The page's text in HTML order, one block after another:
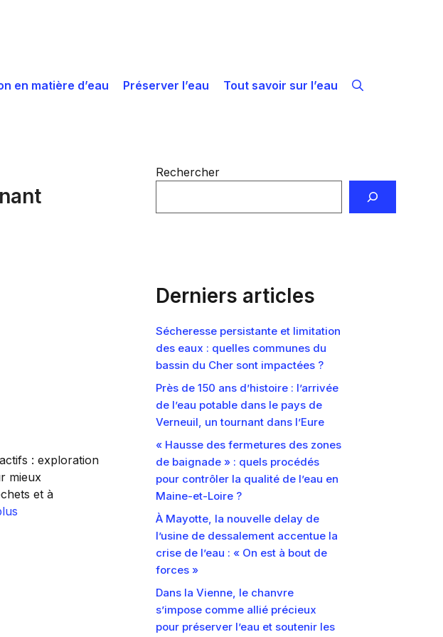
en matière d’eau Préserver l’eau Tout savoir sur l’eau
: exploration
mieux
et à
Rechercher
Derniers articles
Sécheresse persistante et limitation
des eaux : quelles communes du
bassin du Cher sont impactées ?
Près de 150 ans d’histoire : l’arrivée
de l’eau potable dans le pays de
Verneuil, un tournant dans l’Eure
« Hausse des fermetures des zones
de baignade » : quels procédés
pour contrôler la qualité de l’eau en
Maine-et-Loire ?
À Mayotte, la nouvelle delay de
l’usine de dessalement accentue la
crise de l’eau : « On est à bout de
forces »
Dans la Vienne, le chanvre
s’impose comme allié précieux
pour préserver l’eau et soutenir les